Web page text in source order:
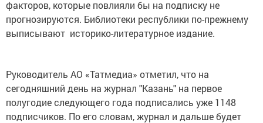
факторов, которые повлияли бы на подписку не
прогнозируются. Библиотеки республики по-прежнему
выписывают историко-литературное издание.
Руководитель АО «Татмедиа» отметил, что на
сегодняшний день на журнал "Казань" на первое
полугодие следующего года подписались уже 1148
подписчиков. По его словам, журнал и дальше будет